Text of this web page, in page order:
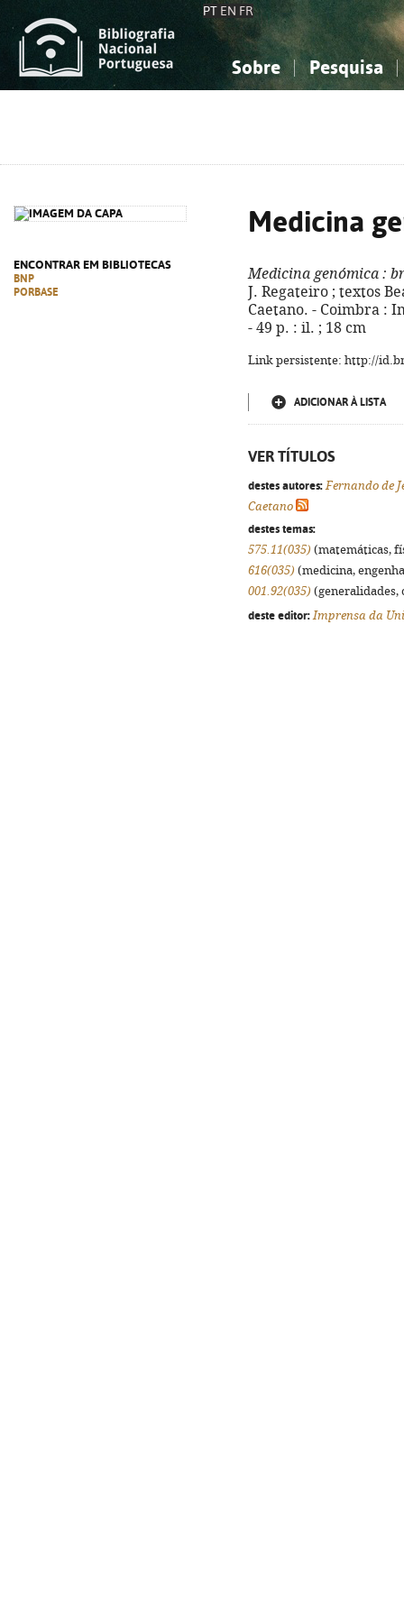
PT EN FR
Sobre Pesquisa
ENCONTRAR EM BIBLIOTECAS
BNP
PORBASE
Medicina
Medicina genómica :
J. Regateiro ; textos
Caetano. - Coimbra :
- 49 p. : il. ; 18 cm
Link persistente: http://
ADICIONAR À LISTA
VER TÍTULOS
destes autores: Fernando de
Caetano
destes temas:
575.11(035) (matemáticas,
616(035) (medicina,
001.92(035) (generalidades,
deste editor: Imprensa da